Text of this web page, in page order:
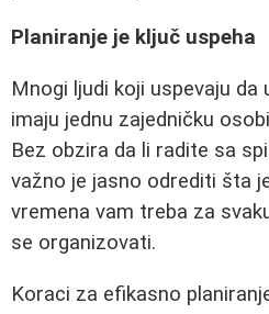
Planiranje je ključ uspeha
Mnogi ljudi koji uspevaju da
imaju jednu zajedničku
Bez obzira da li radite sa
važno je jasno odrediti šta
vremena vam treba za
se organizovati.
Koraci za efikasno